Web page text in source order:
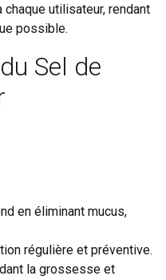
utilisateur, rendant
possible.
Sel de
en éliminant mucus,
régulière et préventive.
la grossesse et